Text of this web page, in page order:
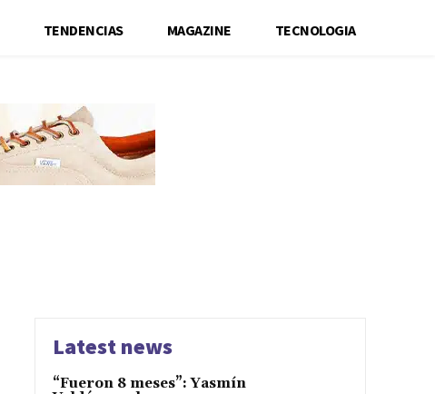
TENDENCIAS MAGAZINE TECNOLOGIA
Latest news
“Fueron 8 meses”: Yasmín